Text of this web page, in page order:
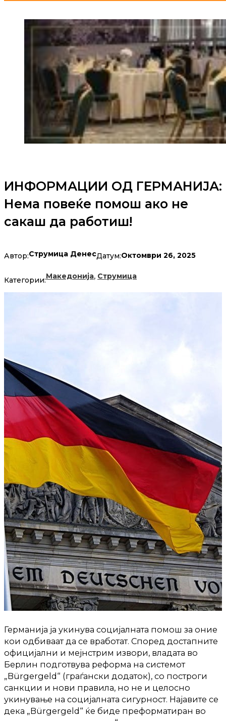
ИНФОРМАЦИИ ОД ГЕРМАНИЈА:
Нема повеќе помош ако не
сакаш да работиш!
Автор:Струмица ДенесДатум:Октомври 26, 2025
Категории:Македонија, Струмица
Германија ја укинува социјалната помош за оние
кои одбиваат да се вработат. Според достапните
официјални и мејнстрим извори, владата во
Берлин подготвува реформа на системот
„Bürgergeld“ (граѓански додаток), со построги
санкции и нови правила, но не и целосно
укинување на социјалната сигурност. Најавите се
дека „Bürgergeld“ ќе биде преформатиран во